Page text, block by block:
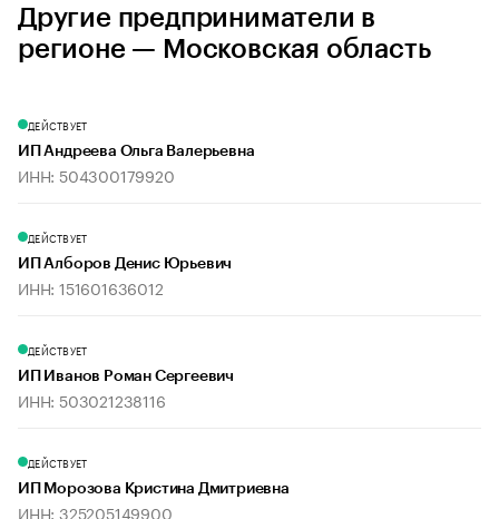
Другие предприниматели в
регионе — Московская область
ДЕЙСТВУЕТ
ИП Андреева Ольга Валерьевна
ИНН: 504300179920
ДЕЙСТВУЕТ
ИП Алборов Денис Юрьевич
ИНН: 151601636012
ДЕЙСТВУЕТ
ИП Иванов Роман Сергеевич
ИНН: 503021238116
ДЕЙСТВУЕТ
ИП Морозова Кристина Дмитриевна
ИНН: 325205149900